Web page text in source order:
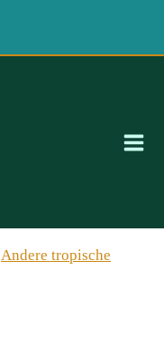
Andere tropische